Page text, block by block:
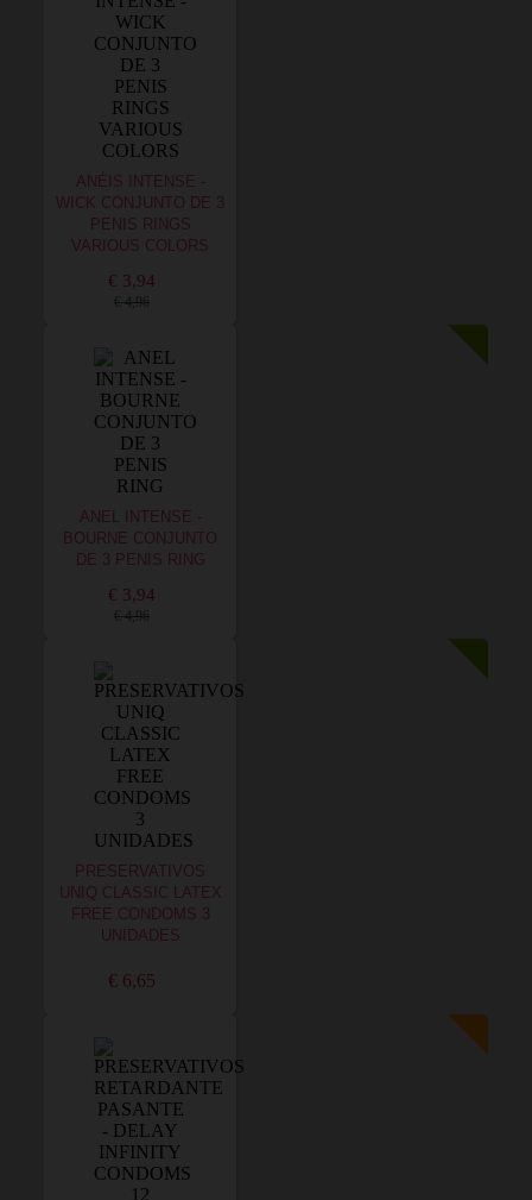
ANÉIS INTENSE -
WICK CONJUNTO DE 3
PENIS RINGS
VARIOUS COLORS
€ 3,94
€ 4,96
ANEL INTENSE -
BOURNE CONJUNTO
DE 3 PENIS RING
€ 3,94
€ 4,96
PRESERVATIVOS
UNIQ CLASSIC LATEX
FREE CONDOMS 3
UNIDADES
€ 6,65